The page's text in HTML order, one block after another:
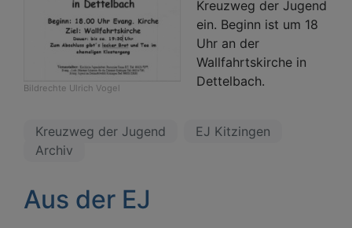
Bildrechte Ulrich Vogel
Kreuzweg der Jugend
ein. Beginn ist um 18
Uhr an der
Wallfahrtskirche in
Dettelbach.
Kreuzweg der Jugend
EJ Kitzingen
Archiv
Aus der EJ